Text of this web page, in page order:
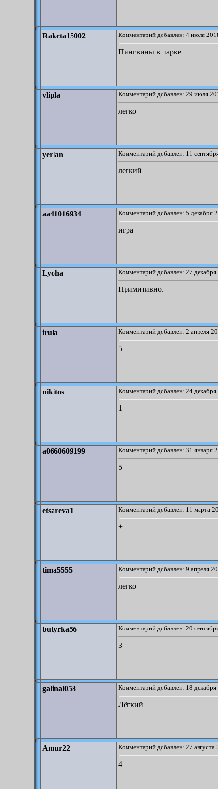
Raketa15002 Комментарий добавлен: 4 июля
Пингвины в парке ...
vlipla Комментарий добавлен: 29 июля
легко
yerlan Комментарий добавлен: 11
легкий
aa41016934 Комментарий добавлен: 5 декабря
игра
Lyoha Комментарий добавлен: 27
Примитивно.
irula Комментарий добавлен: 2 апреля
5
nikitos Комментарий добавлен: 24
1
a0660609199 Комментарий добавлен: 31 января
5
etsareva1 Комментарий добавлен: 11 марта
+
tima5555 Комментарий добавлен: 9 апреля
легко
butyrka56 Комментарий добавлен: 20
3
galinal058 Комментарий добавлен: 18
Лёгкий
Amur22 Комментарий добавлен: 27 августа
4